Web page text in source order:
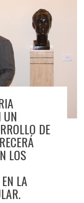
UN
DE
LOS
LA